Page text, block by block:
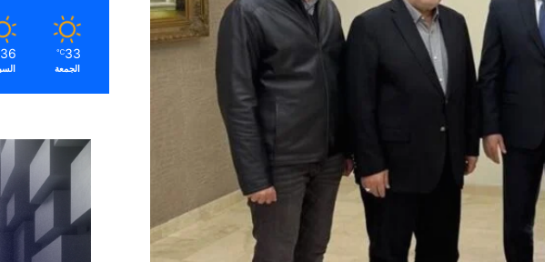
33
℃
الجمعة
36